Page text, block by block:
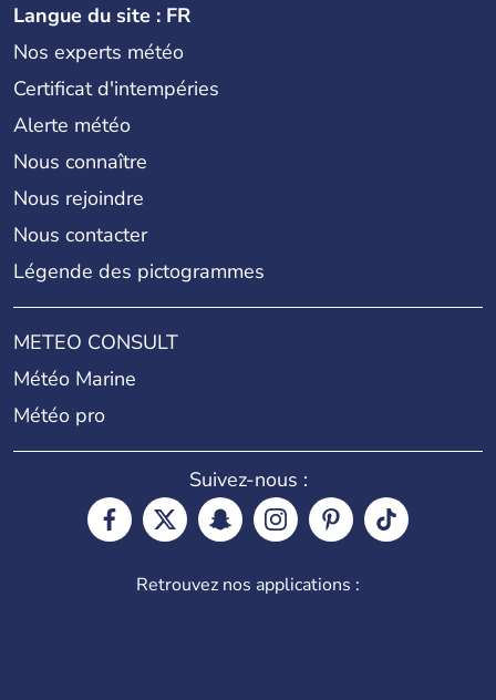
Langue du site : FR
Nos experts météo
Certificat d'intempéries
Alerte météo
Nous connaître
Nous rejoindre
Nous contacter
Légende des pictogrammes
METEO CONSULT
Météo Marine
Météo pro
Suivez-nous :
Retrouvez nos applications :